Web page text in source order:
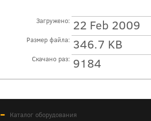
Загружено: 22 Feb 2009
Размер файла: 346.7 KB
Скачано раз: 9184
Каталог оборудования